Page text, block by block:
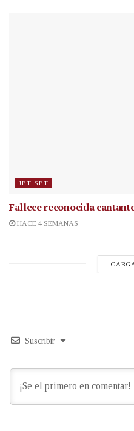
JET SET
Fallece reconocida
HACE 4 SEMANAS
Suscribir